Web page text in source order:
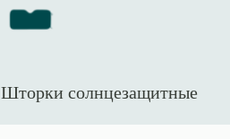
Шторки солнцезащитные